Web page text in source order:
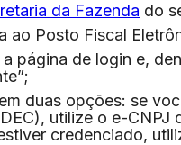
da Fazenda do
ao Posto Fiscal
página de login e,
duas opções: se
utilize o e-CNPJ
credenciado,